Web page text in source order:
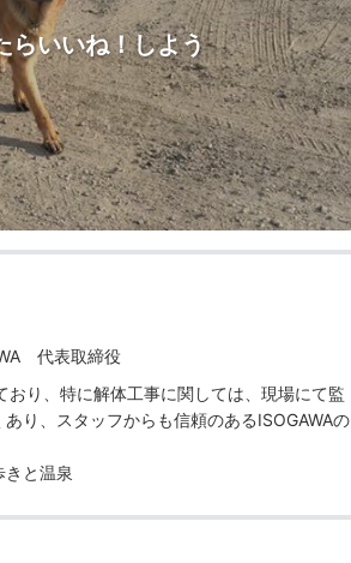
らいいね！しよう
代表取締役
り、特に解体工事に関しては、現場にて監
り、スタッフからも信頼のあるISOGAWAの
と温泉